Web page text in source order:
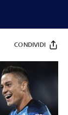
CONDIVIDI